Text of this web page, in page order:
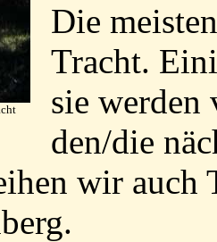
Die
Tracht.
sie werden
den/die
wir auch